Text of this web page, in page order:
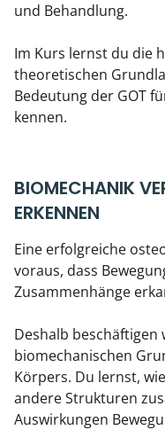
und Behandlung.
Im Kurs lernst du die
theoretischen
Bedeutung der GOT
kennen.
BIOMECHANIK
ERKENNEN
Eine erfolgreiche
voraus, dass
Zusammenhänge
Deshalb
biomechanischen
Körpers. Du lernst,
andere Strukturen
Auswirkungen